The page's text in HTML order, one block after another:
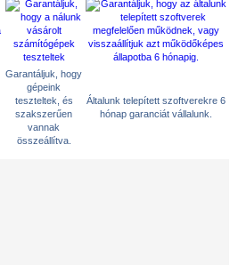
Garantáljuk, hogy
gépeink
teszteltek, és
szakszerűen
vannak
összeállítva.
Általunk telepített szoftverekre 6
hónap garanciát vállalunk.